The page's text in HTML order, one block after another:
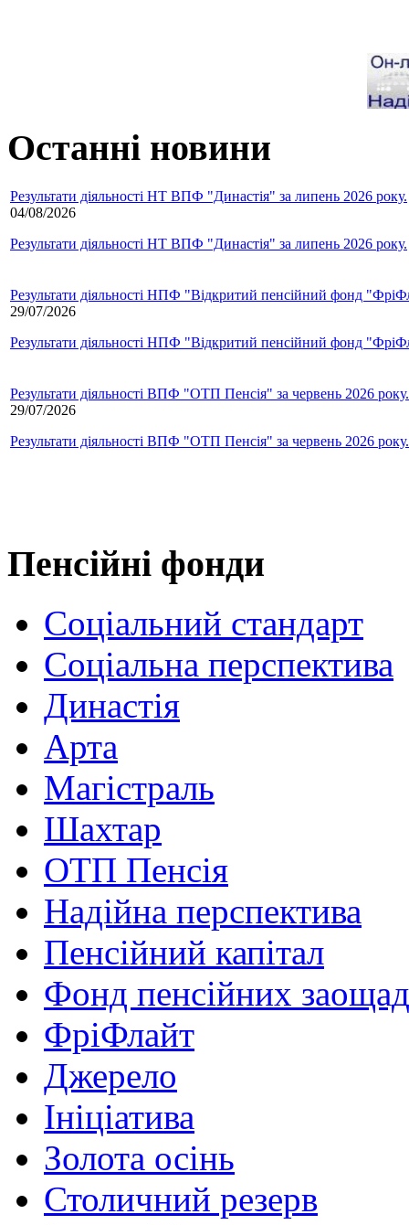
Останні новини
Результати діяльності НТ ВПФ "Династія" за липень 2026 року.
04/08/2026
Результати діяльності НТ ВПФ "Династія" за липень 2026 року.
Результати діяльності НПФ "Відкритий пенсійний фонд
29/07/2026
Результати діяльності НПФ "Відкритий пенсійний фонд
Результати діяльності ВПФ "ОТП Пенсія" за червень 2026 року.
29/07/2026
Результати діяльності ВПФ "ОТП Пенсія" за червень 2026 року.
Пенсійні фонди
Соціальний стандарт
Соціальна перспектива
Династія
Арта
Магістраль
Шахтар
ОТП Пенсія
Надійна перспектива
Пенсійний капітал
Фонд пенсійних
ФріФлайт
Джерело
Ініціатива
Золота осінь
Столичний резерв